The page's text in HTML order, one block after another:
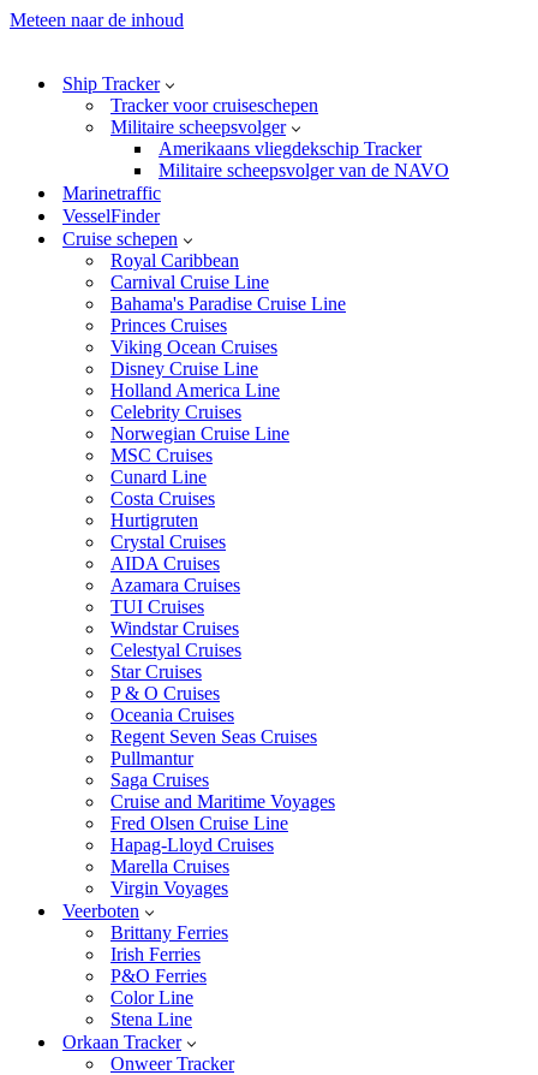
Meteen naar de inhoud
Ship Tracker
Tracker voor cruiseschepen
Militaire scheepsvolger
Amerikaans vliegdekschip Tracker
Militaire scheepsvolger van de NAVO
Marinetraffic
VesselFinder
Cruise schepen
Royal Caribbean
Carnival Cruise Line
Bahama's Paradise Cruise Line
Princes Cruises
Viking Ocean Cruises
Disney Cruise Line
Holland America Line
Celebrity Cruises
Norwegian Cruise Line
MSC Cruises
Cunard Line
Costa Cruises
Hurtigruten
Crystal Cruises
AIDA Cruises
Azamara Cruises
TUI Cruises
Windstar Cruises
Celestyal Cruises
Star Cruises
P & O Cruises
Oceania Cruises
Regent Seven Seas Cruises
Pullmantur
Saga Cruises
Cruise and Maritime Voyages
Fred Olsen Cruise Line
Hapag-Lloyd Cruises
Marella Cruises
Virgin Voyages
Veerboten
Brittany Ferries
Irish Ferries
P&O Ferries
Color Line
Stena Line
Orkaan Tracker
Onweer Tracker